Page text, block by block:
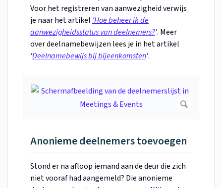
Voor het registreren van aanwezigheid verwijs
je naar het artikel 'Hoe beheer ik de
aanwezigheidsstatus van deelnemers?'. Meer
over deelnamebewijzen lees je in het artikel
'Deelnamebewijs bij bijeenkomsten'.
Anonieme deelnemers toevoegen
Stond er na afloop iemand aan de deur die zich
niet vooraf had aangemeld? Die anonieme